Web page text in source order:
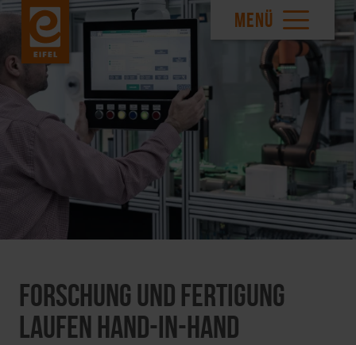
MENÜ
Forschung und Fertigung
laufen Hand-in-Hand